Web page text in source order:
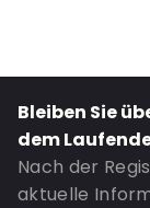
Bleiben Sie
dem
Nach der
aktuelle